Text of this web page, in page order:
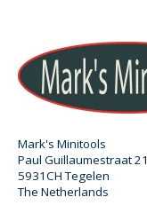
Mark's Minitools
Paul Guillaumestraat 21
5931CH Tegelen
The Netherlands